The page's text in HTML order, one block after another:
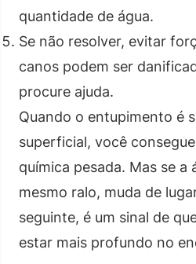
quantidade de água.
Se não resolver, evitar
canos podem ser
procure ajuda.
Quando o entupimento é
superficial, você
química pesada. Mas se a
mesmo ralo, muda de
seguinte, é um sinal de
estar mais profundo no